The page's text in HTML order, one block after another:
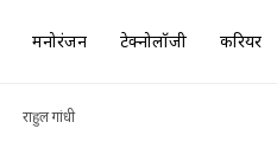
मनोरंजन टेक्नोलॉजी करियर
राहुल गांधी